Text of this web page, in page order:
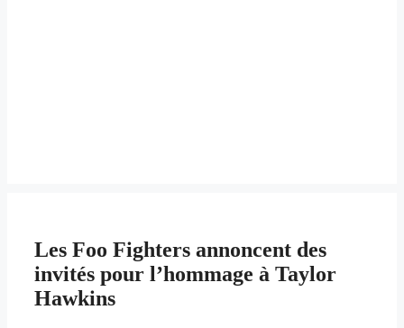
Les Foo Fighters annoncent des
invités pour l’hommage à Taylor
Hawkins